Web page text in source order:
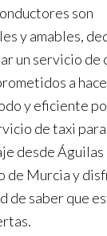
son
y amables,
un servicio de
a
y eficiente
de taxi para
desde Águilas
de Murcia y
de saber que